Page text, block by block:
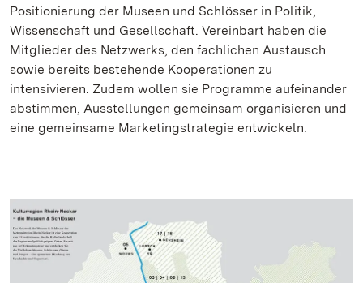
Positionierung der Museen und Schlösser in Politik,
Wissenschaft und Gesellschaft. Vereinbart haben die
Mitglieder des Netzwerks, den fachlichen Austausch
sowie bereits bestehende Kooperationen zu
intensivieren. Zudem wollen sie Programme aufeinander
abstimmen, Ausstellungen gemeinsam organisieren und
eine gemeinsame Marketingstrategie entwickeln.